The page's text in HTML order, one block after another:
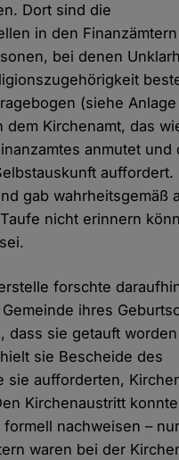
Dort sind die
in den Finanzämtern
bei denen
(siehe
dem Kirchenamt, das
anmutet und
auffordert.
gab wahrheitsgemäß
nicht erinnern
forschte
ihres
dass sie getauft worden
sie Bescheide des
sie aufforderten,
Kirchenaustritt
nachweisen –
waren bei der